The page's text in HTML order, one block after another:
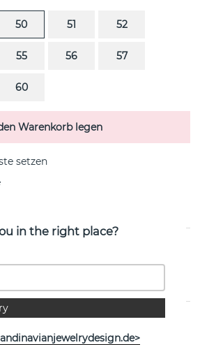
50 51 52
55 56 57
60
Warenkorb legen
ist ein sterlingsilberner Ring von
Georg Jensen
in the right place?